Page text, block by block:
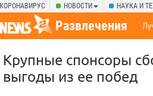
КОРОНАВИРУС НОВОСТИ НАУКА И
Развлечения
Крупные спонсоры
выгоды из ее побед